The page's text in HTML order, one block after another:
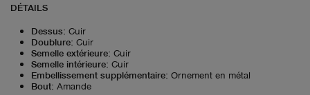
DÉTAILS
Dessus: Cuir
Doublure: Cuir
Semelle extérieure: Cuir
Semelle intérieure: Cuir
Embellissement supplémentaire: Ornement en métal
Bout: Amande